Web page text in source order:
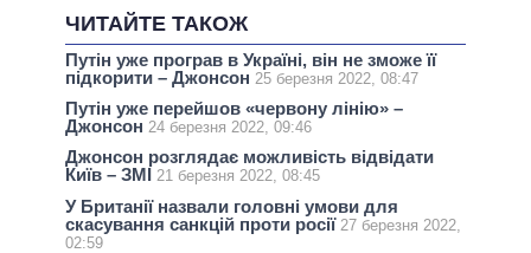
ЧИТАЙТЕ ТАКОЖ
Путін уже програв в Україні, він не зможе її
підкорити – Джонсон 25 березня 2022, 08:47
Путін уже перейшов «червону лінію» –
Джонсон 24 березня 2022, 09:46
Джонсон розглядає можливість відвідати
Київ – ЗМІ 21 березня 2022, 08:45
У Британії назвали головні умови для
скасування санкцій проти росії 27 березня 2022,
02:59